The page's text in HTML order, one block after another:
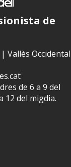
de
Vallès Occidental
de 6 a 9 del
12 del migdia.